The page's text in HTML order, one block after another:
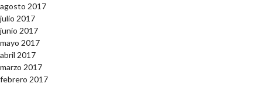
agosto 2017
julio 2017
junio 2017
mayo 2017
abril 2017
marzo 2017
febrero 2017